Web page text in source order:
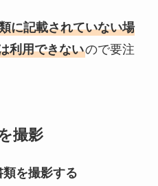
に記載されていない場
利用できないので要注
撮影
を撮影する